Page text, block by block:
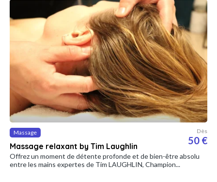
Massage
Massage relaxant by Tim Laughlin
Dès
50 €
Offrez un moment de détente profonde et de bien-être absolu
entre les mains expertes de Tim LAUGHLIN, Champion...